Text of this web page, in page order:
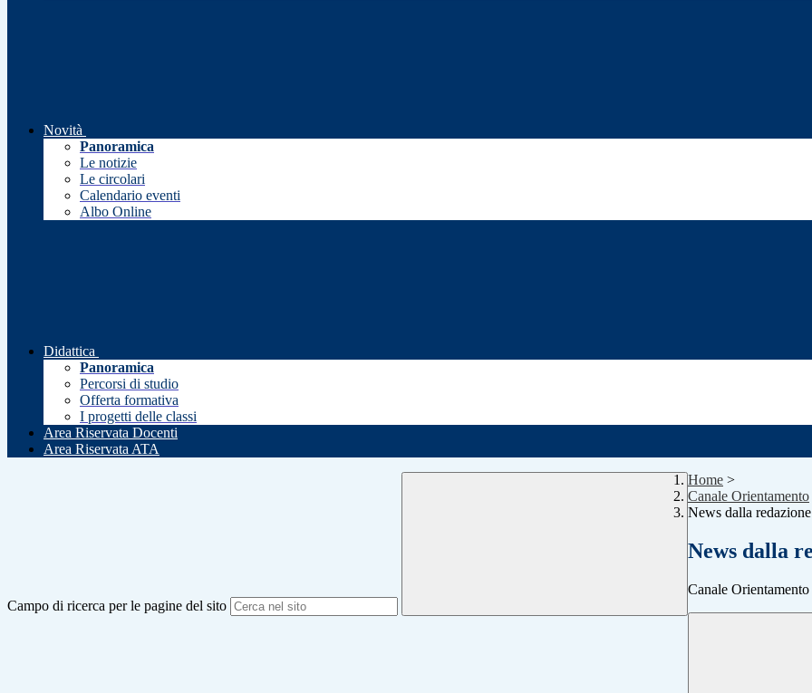
Novità
Panoramica
Le notizie
Le circolari
Calendario eventi
Albo Online
Didattica
Panoramica
Percorsi di studio
Offerta formativa
I progetti delle classi
Area Riservata Docenti
Area Riservata ATA
Campo di ricerca per le pagine del sito
Home >
Canale Orientamento
News dalla redazione
News dalla
Canale Orientamento